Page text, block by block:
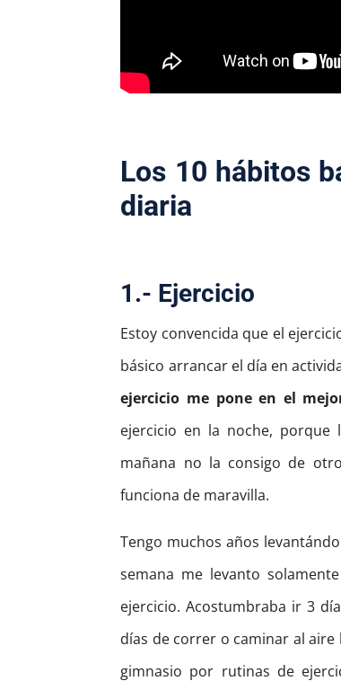
Los 10 hábitos
diaria
1.- Ejercicio
Estoy convencida que el
básico arrancar el día en
ejercicio me pone en el
ejercicio en la noche, porque
mañana no la consigo de
funciona de maravilla.
Tengo muchos años
semana me levanto
ejercicio. Acostumbraba ir 3
días de correr o caminar al aire
gimnasio por rutinas de